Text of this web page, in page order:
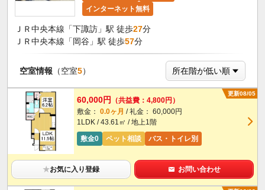
インターネット無料
ＪＲ中央本線「下諏訪」駅 徒歩27分
ＪＲ中央本線「岡谷」駅 徒歩57分
空室情報 （空室5）
更新08/05
60,000円
（共益費：4,800円）
敷金： 0.0ヶ月 / 礼金： 60,000円
1LDK / 43.61㎡ / 地上1階
敷金0
ペット相談 バス・トイレ別
★お気に入り登録 お問い合わせ